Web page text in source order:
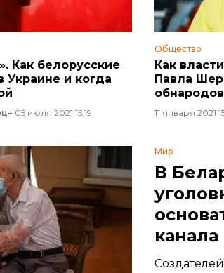
Как белорусские
Украине и когда
05 июля 2021 15:19
Общество
Как
Павла
11 января 2021
Мир
В
канала